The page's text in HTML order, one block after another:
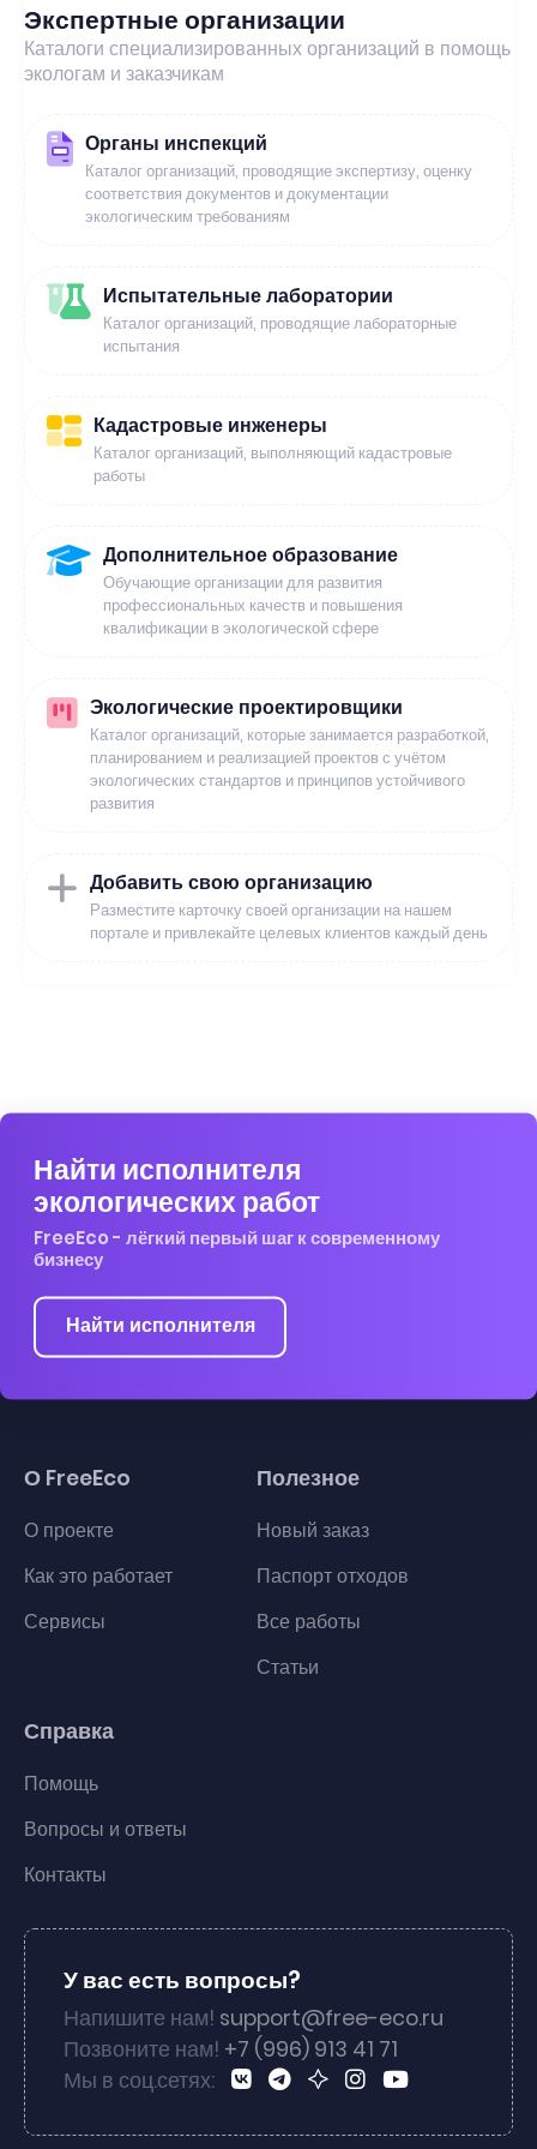
Экспертные организации
Каталоги специализированных организаций в помощь
экологам и заказчикам
Органы инспекций
Каталог организаций, проводящие экспертизу, оценку
соответствия документов и документации
экологическим требованиям
Испытательные лаборатории
Каталог организаций, проводящие лабораторные
испытания
Кадастровые инженеры
Каталог организаций, выполняющий кадастровые
работы
Дополнительное образование
Обучающие организации для развития
профессиональных качеств и повышения
квалификации в экологической сфере
Экологические проектировщики
Каталог организаций, которые занимается разработкой,
планированием и реализацией проектов с учётом
экологических стандартов и принципов устойчивого
развития
Добавить свою организацию
Разместите карточку своей организации на нашем
портале и привлекайте целевых клиентов каждый день
Найти исполнителя
экологических работ
FreeEco - лёгкий первый шаг к современному
бизнесу
Найти исполнителя
О FreeEco
О проекте
Как это работает
Сервисы
Полезное
Новый заказ
Паспорт отходов
Все работы
Статьи
Справка
Помощь
Вопросы и ответы
Контакты
У вас есть вопросы?
Напишите нам! support@free-eco.ru
Позвоните нам! +7 (996) 913 41 71
Мы в соц.сетях: